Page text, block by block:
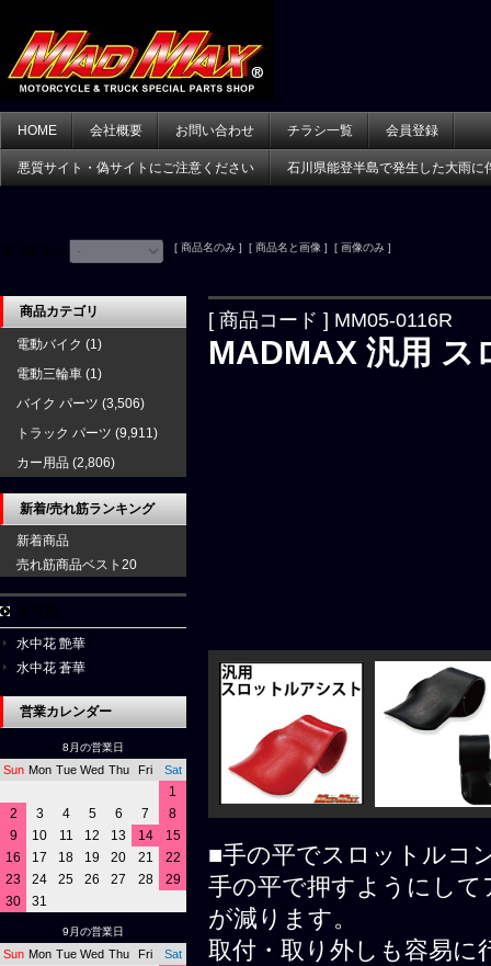
HOME 会社概要 お問い合わせ チラシ一覧 会員登録
悪質サイト・偽サイトにご注意ください 石川県能登半島で発生した大雨に
[ 商品名のみ ] [ 商品名と画像 ] [ 画像のみ ]
[ 商品コード ] MM05-0116R
MADMAX 汎用 ス
■手の平でスロットルコ
手の平で押すようにし
が減ります。
取付・取り外しも容易に
商品カテゴリ
電動バイク (1)
電動三輪車 (1)
バイク パーツ (3,506)
トラック パーツ (9,911)
カー用品 (2,806)
新着/売れ筋ランキング
新着商品
売れ筋商品ベスト20
水中花 艶華
水中花 蒼華
営業カレンダー
8月の営業日
Sun Mon Tue Wed Thu Fri Sat
1
2
3 4 5 6 7
8
9
10 11 12 13 14
15
16
17 18 19 20 21
22
23
24 25 26 27 28
29
30
31
9月の営業日
Sun Mon Tue Wed Thu Fri Sat